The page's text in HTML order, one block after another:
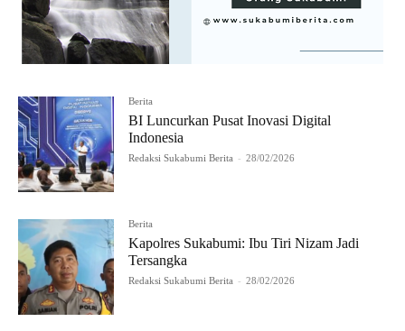
Berita
BI Luncurkan Pusat Inovasi Digital
Indonesia
Redaksi Sukabumi Berita - 28/02/2026
Berita
Kapolres Sukabumi: Ibu Tiri Nizam Jadi
Tersangka
Redaksi Sukabumi Berita - 28/02/2026